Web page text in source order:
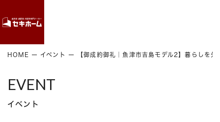
HOME イベント 【御成約御礼｜魚津市吉島モデル2】暮らしを
EVENT
イベント